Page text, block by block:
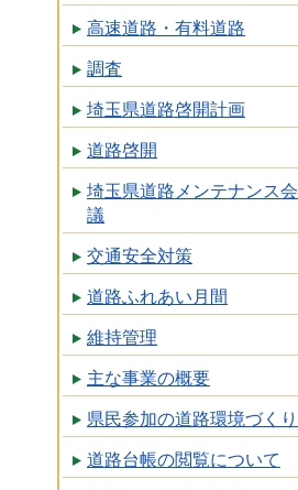
高速道路・有料道路
調査
埼玉県道路啓開計画
道路啓開
埼玉県道路メンテナンス会
議
交通安全対策
道路ふれあい月間
維持管理
主な事業の概要
県民参加の道路環境づくり
道路台帳の閲覧について